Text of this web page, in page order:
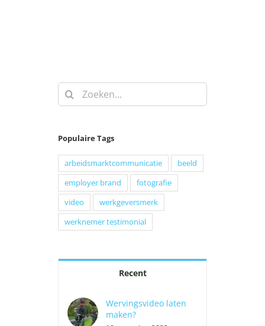
Zoeken
naar:
Populaire Tags
arbeidsmarktcommunicatie
beeld
employer brand
fotografie
video
werkgeversmerk
werknemer testimonial
Recent
Wervingsvideo laten
maken?